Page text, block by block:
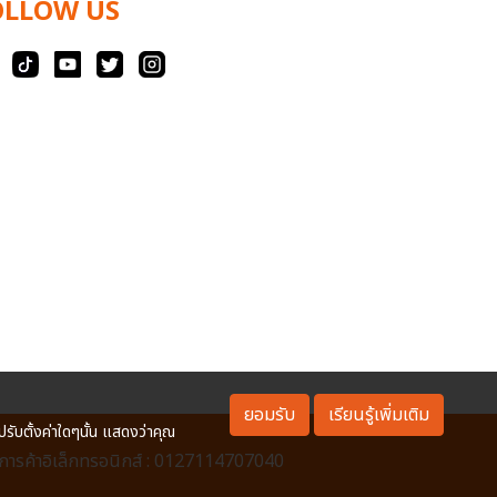
US
ค้าอิเล็กทรอนิกส์ : 0127114707040
รับตั้งค่าใดๆนั้น แสดงว่าคุณ
ยอมรับ เรียนรู้เพิ่มเติม